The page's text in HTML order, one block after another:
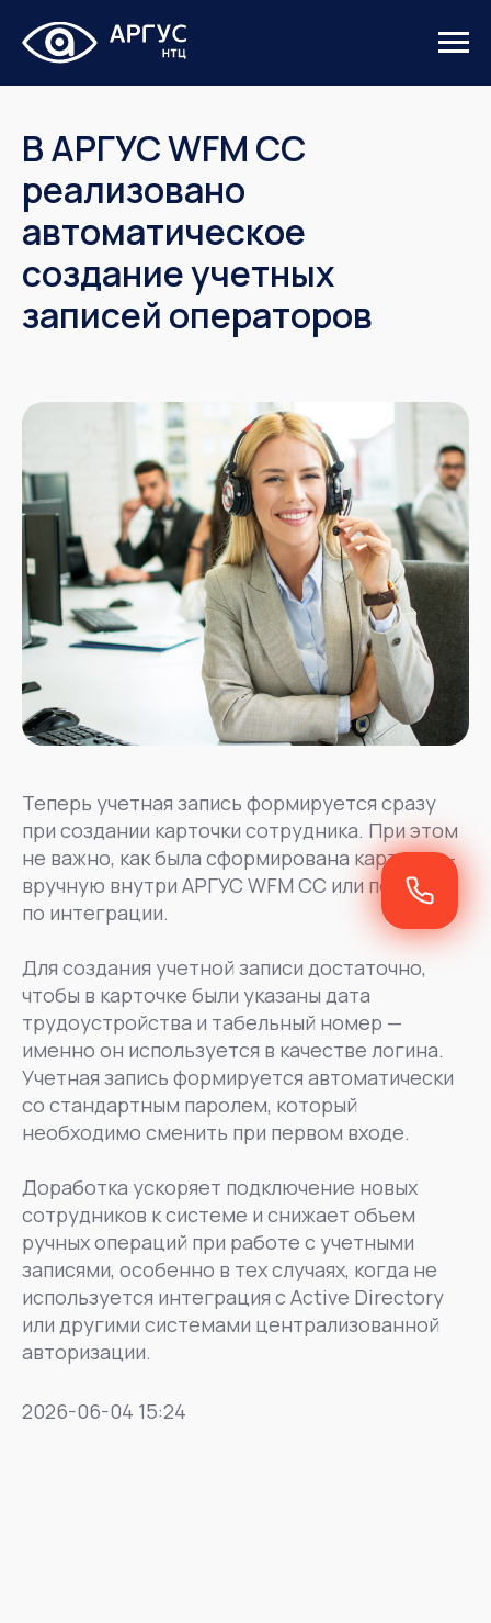
В АРГУС WFM CC
реализовано
автоматическое
создание учетных
записей операторов
Теперь учетная запись формируется сразу
при создании карточки сотрудника. При этом
не важно, как была сформирована карточка –
вручную внутри АРГУС WFM CC или получена
по интеграции.
Для создания учетной записи достаточно,
чтобы в карточке были указаны дата
трудоустройства и табельный номер —
именно он используется в качестве логина.
Учетная запись формируется автоматически
со стандартным паролем, который
необходимо сменить при первом входе.
Доработка ускоряет подключение новых
сотрудников к системе и снижает объем
ручных операций при работе с учетными
записями, особенно в тех случаях, когда не
используется интеграция с Active Directory
или другими системами централизованной
авторизации.
2026-06-04 15:24